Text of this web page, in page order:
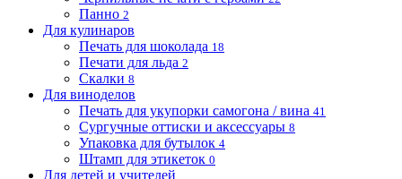
Панно 2
Для кулинаров
Печать для шоколада 18
Печати для льда 2
Скалки 8
Для виноделов
Печать для укупорки самогона / вина 41
Сургучные оттиски и аксессуары 8
Упаковка для бутылок 4
Штамп для этикеток 0
Для детей и учителей